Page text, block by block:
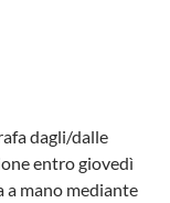
dagli/dalle
entro giovedì
a mano mediante